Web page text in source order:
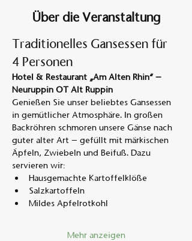
Über die Veranstaltung
Traditionelles Gansessen für
4 Personen
Hotel & Restaurant „Am Alten Rhin“ –
Neuruppin OT Alt Ruppin
Genießen Sie unser beliebtes Gansessen
in gemütlicher Atmosphäre. In großen
Backröhren schmoren unsere Gänse nach
guter alter Art – gefüllt mit märkischen
Äpfeln, Zwiebeln und Beifuß. Dazu
servieren wir:
Hausgemachte Kartoffelklöße
Salzkartoffeln
Mildes Apfelrotkohl
Mehr anzeigen